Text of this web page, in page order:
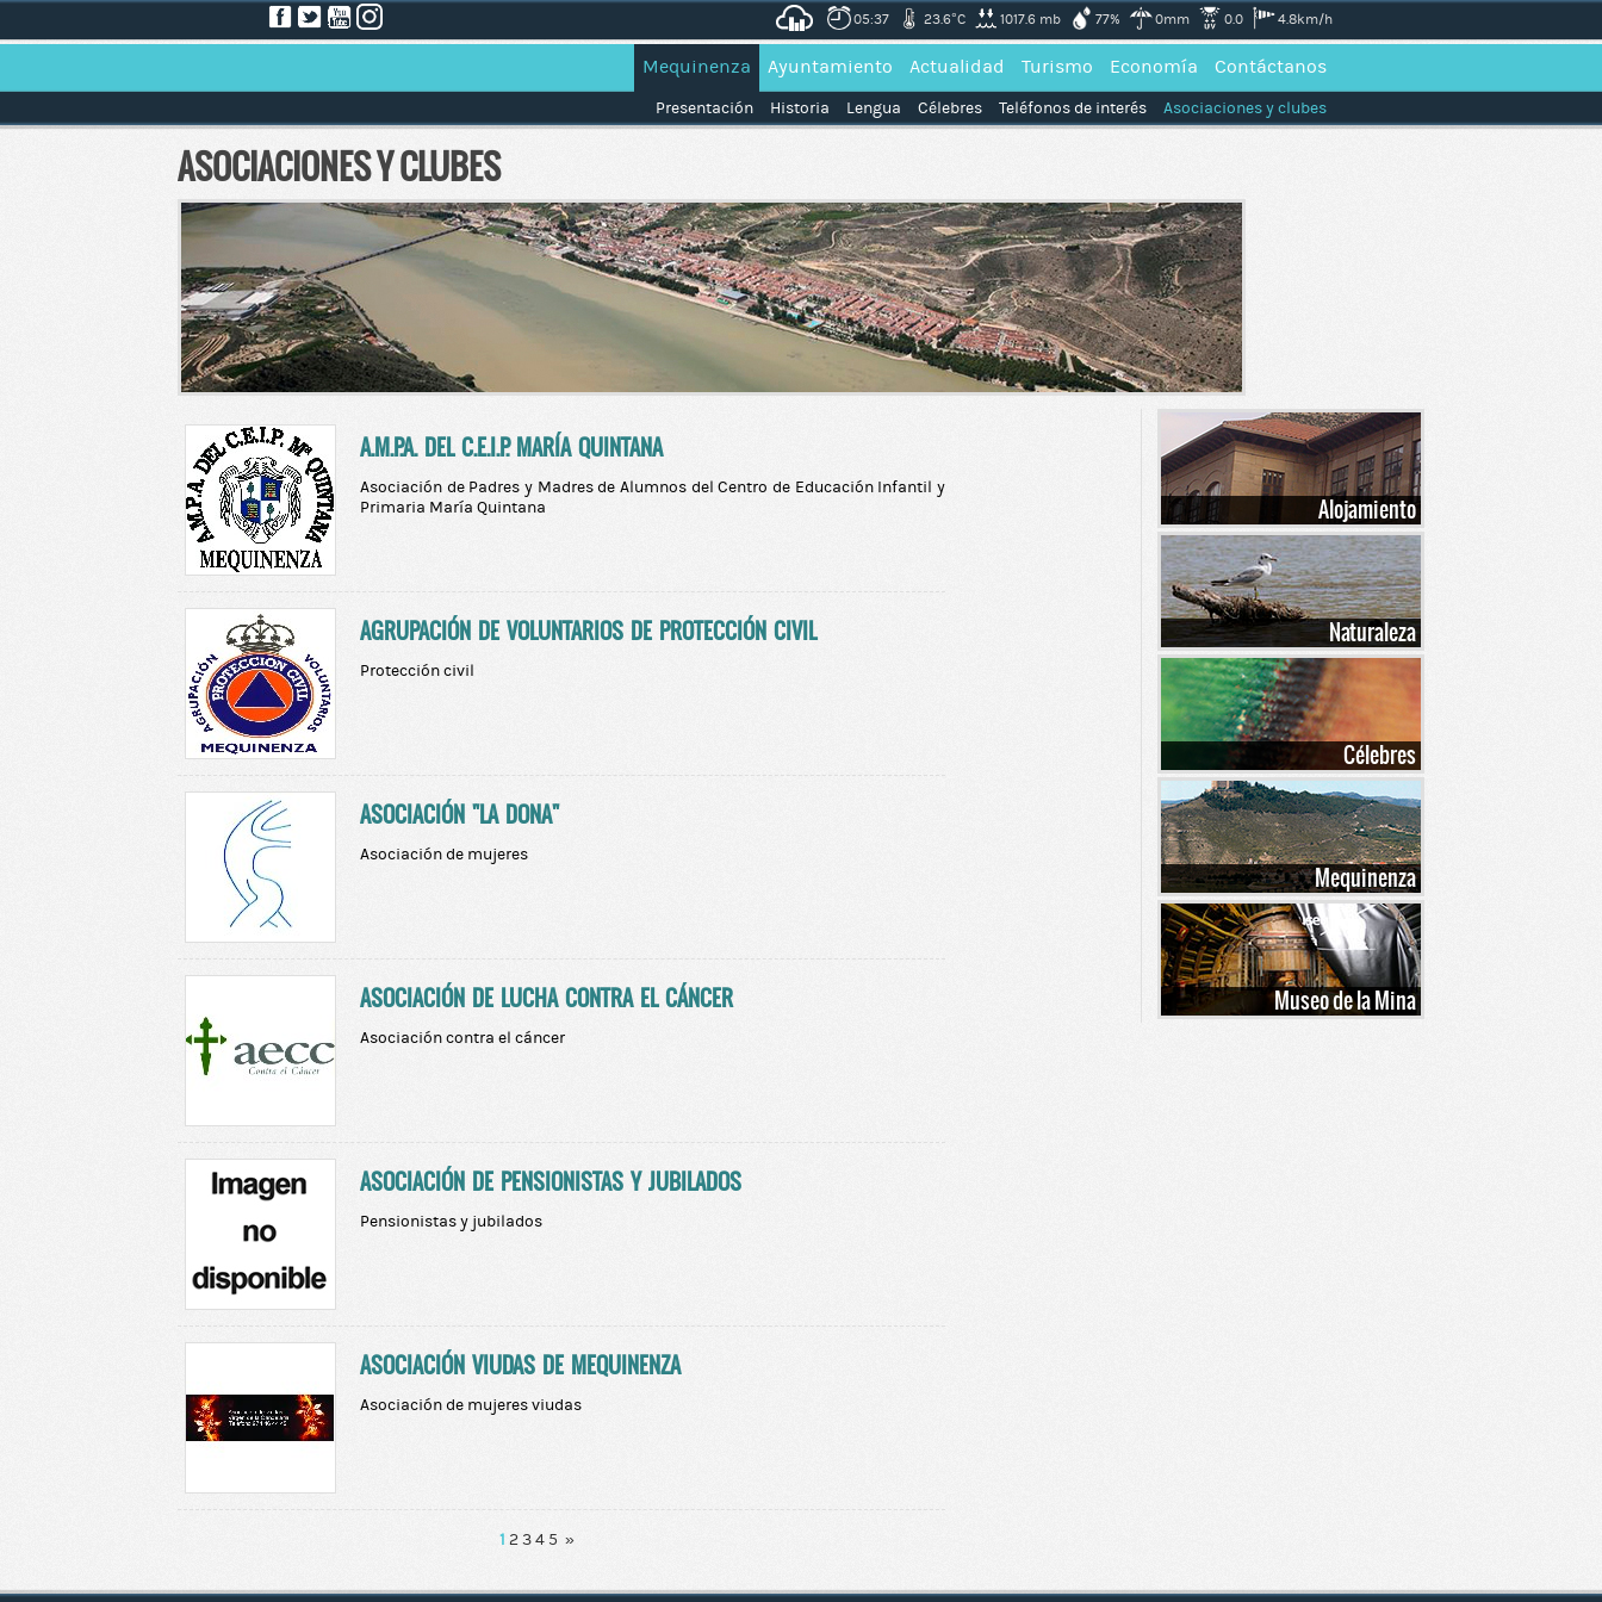
05:37 23.6°C 1017.6 mb 77% 0mm 0.0 4.8km/h
Mequinenza Ayuntamiento Actualidad Turismo Economía Contáctanos
Presentación Historia Lengua Célebres Teléfonos de interés Asociaciones y clubes
ASOCIACIONES Y CLUBES
Alojamiento
Naturaleza
Célebres
Mequinenza
Museo de la Mina
A.M.P.A. DEL C.E.I.P. MARÍA QUINTANA
Asociación de Padres y Madres de Alumnos del Centro de Educación Infantil y
Primaria María Quintana
AGRUPACIÓN DE VOLUNTARIOS DE PROTECCIÓN CIVIL
Protección civil
ASOCIACIÓN "LA DONA"
Asociación de mujeres
ASOCIACIÓN DE LUCHA CONTRA EL CÁNCER
Asociación contra el cáncer
ASOCIACIÓN DE PENSIONISTAS Y JUBILADOS
Pensionistas y jubilados
ASOCIACIÓN VIUDAS DE MEQUINENZA
Asociación de mujeres viudas
1 234 5 »